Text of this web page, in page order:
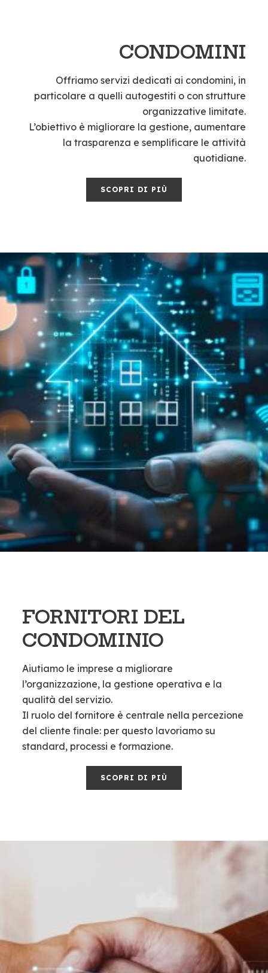
CONDOMINI
Offriamo servizi dedicati ai condomini, in
particolare a quelli autogestiti o con strutture
organizzative limitate.
L’obiettivo è migliorare la gestione, aumentare
la trasparenza e semplificare le attività
quotidiane.
SCOPRI DI PIÙ
FORNITORI DEL
CONDOMINIO
Aiutiamo le imprese a migliorare
l’organizzazione, la gestione operativa e la
qualità del servizio.
Il ruolo del fornitore è centrale nella percezione
del cliente finale: per questo lavoriamo su
standard, processi e formazione.
SCOPRI DI PIÙ